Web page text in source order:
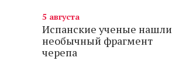
5 августа
Испанские ученые нашли
необычный фрагмент
черепа